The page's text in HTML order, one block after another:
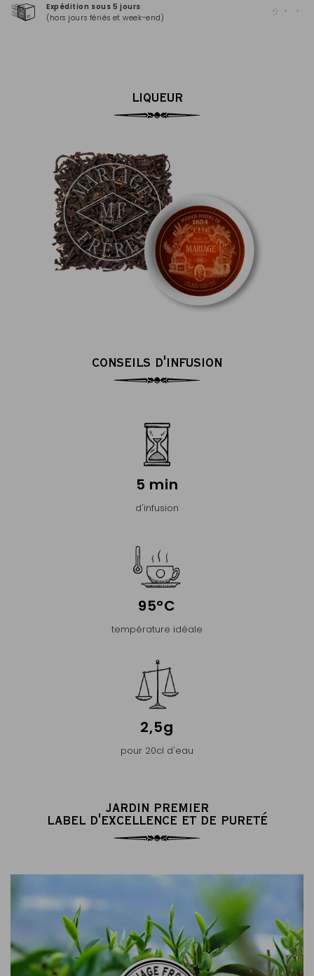
Expédition sous 5 jours
(hors jours fériés et week-end)
LIQUEUR
CONSEILS D'INFUSION
5 min
d'infusion
95°C
température idéale
2,5g
pour 20cl d'eau
JARDIN PREMIER
LABEL D'EXCELLENCE ET DE PURETÉ